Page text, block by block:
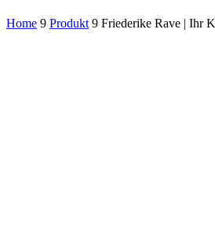
Home 9 Produkt 9 Friederike Rave | Ihr